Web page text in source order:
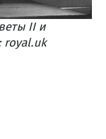
II и
royal.uk